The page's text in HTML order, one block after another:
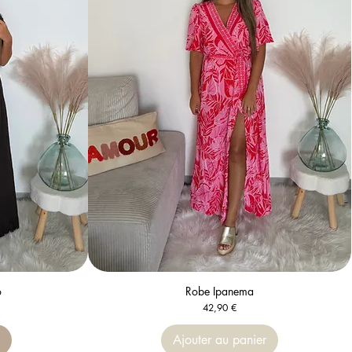
Aperçu rapide
Robe Ipanema
Prix
42,90 €
Ajouter au panier